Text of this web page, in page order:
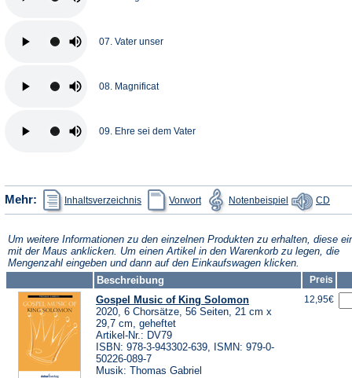
07. Vater unser
08. Magnificat
09. Ehre sei dem Vater
Mehr: Inhaltsverzeichnis
(Öffnet
in
einem
Tab)
Vorwort
(Öffnet
in
einem
Tab)
Notenbeispiel
(Öffnet
in
einem
Tab)
CDin
Tab)
Um weitere Informationen zu den einzelnen Produkten zu erhalten, diese
mit der Maus anklicken. Um einen Artikel in den Warenkorb zu legen, die
Mengenzahl eingeben und dann auf den Einkaufswagen klicken.
Beschreibung
Preis
Gospel Music of King Solomon
2020, 6 Chorsätze, 56 Seiten, 21 cm x
29,7 cm, geheftet
Artikel-Nr.: DV79
ISBN: 978-3-943302-639, ISMN: 979-0-
50226-089-7
Musik: Thomas Gabriel
12,95€